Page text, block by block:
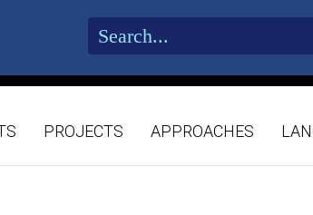
PROJECTS APPROACHES